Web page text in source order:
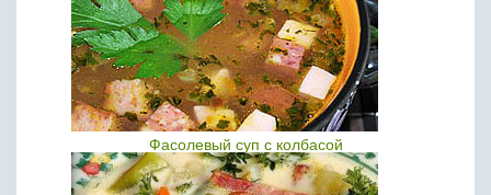
Фасолевый суп с колбасой